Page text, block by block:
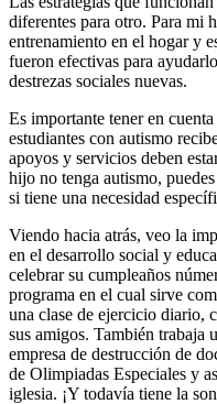
diferentes para otro. Para mi
entrenamiento en el hogar y
fueron efectivas para
destrezas sociales nuevas.
Es importante tener en
estudiantes con autismo
apoyos y servicios deben
hijo no tenga autismo,
si tiene una necesidad
Viendo hacia atrás, veo la
en el desarrollo social y
celebrar su cumpleaños
programa en el cual sirve
una clase de ejercicio diario,
sus amigos. También trabaja
empresa de destrucción de
de Olimpiadas Especiales y
iglesia. ¡Y todavía tiene la